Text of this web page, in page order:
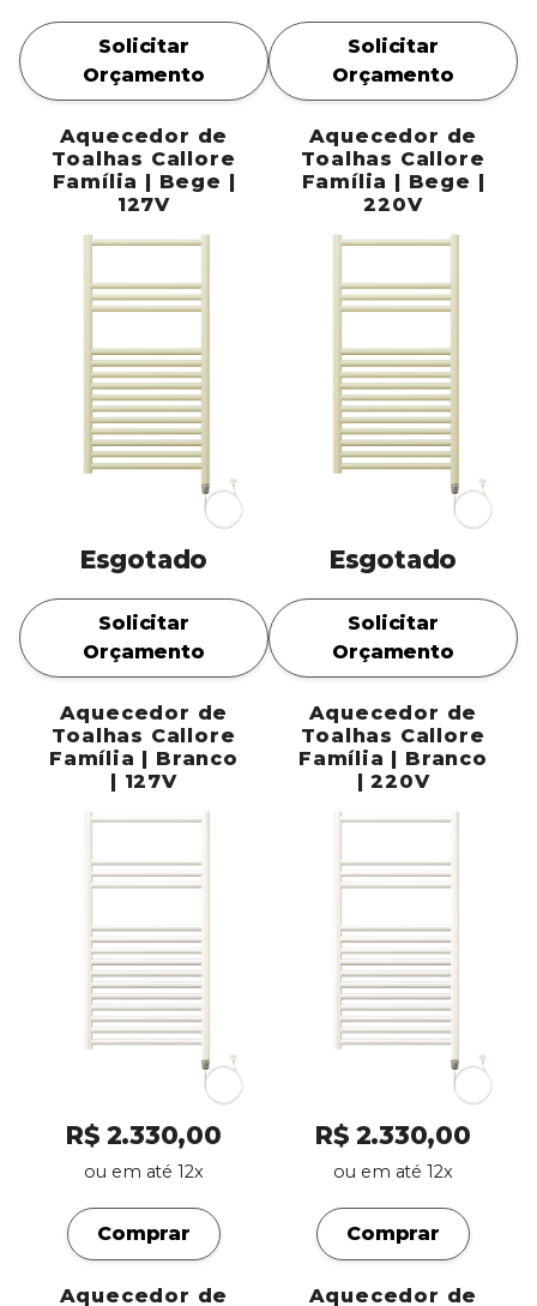
Solicitar
Orçamento
Solicitar
Orçamento
Aquecedor de
Toalhas Callore
Família | Bege |
127V
Esgotado
Solicitar
Orçamento
Aquecedor de
Toalhas Callore
Família | Bege |
220V
Esgotado
Solicitar
Orçamento
Aquecedor de
Toalhas Callore
Família | Branco
| 127V
R$ 2.330,00
ou em até 12x
Comprar
Aquecedor de
Toalhas Callore
Família | Branco
| 220V
R$ 2.330,00
ou em até 12x
Comprar
Aquecedor de Aquecedor de